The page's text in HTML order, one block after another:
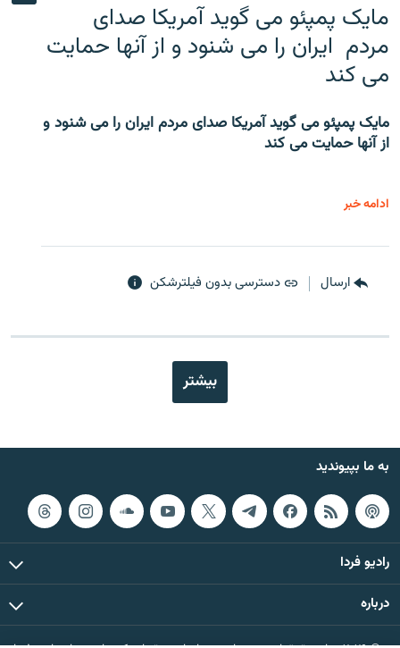
مایک پمپئو می گوید آمریکا صدای
مردم ایران را می شنود و از آنها حمایت
می کند
مایک پمپئو می گوید آمریکا صدای مردم ایران را می شنود و
از آنها حمایت می کند
ادامه خبر
ارسال دسترسی بدون فیلترشکن
بیشتر
به ما بپیوندید
رادیو فردا
درباره